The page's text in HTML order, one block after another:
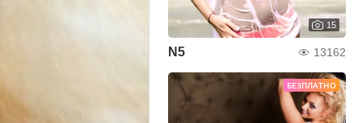
15
N5 13162
БЕЗПЛАТНО